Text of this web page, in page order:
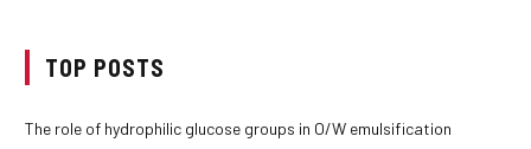
TOP POSTS
The role of hydrophilic glucose groups in O/W emulsification